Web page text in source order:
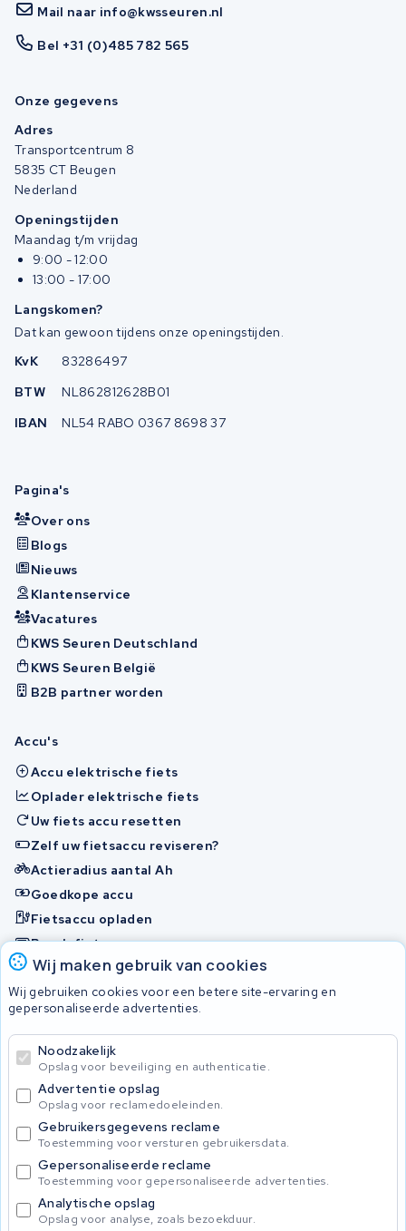
Wij maken gebruik van cookies
Wij gebruiken cookies voor een betere site-ervaring en
gepersonaliseerde advertenties.
Noodzakelijk
Opslag voor beveiliging en authenticatie.
Advertentie opslag
Opslag voor reclamedoeleinden.
Gebruikersgegevens reclame
Toestemming voor versturen gebruikersdata.
Gepersonaliseerde reclame
Toestemming voor gepersonaliseerde advertenties.
Analytische opslag
Opslag voor analyse, zoals bezoekduur.
Mail naar info@kwsseuren.nl
Bel +31 (0)485 782 565
Onze gegevens
Adres
Transportcentrum 8
5835 CT Beugen
Nederland
Openingstijden
Maandag t/m vrijdag
9:00 - 12:00
13:00 - 17:00
Langskomen?
Dat kan gewoon tijdens onze openingstijden.
KvK
83286497
BTW
NL862812628B01
IBAN
NL54 RABO 0367 8698 37
Pagina's
Over ons
Blogs
Nieuws
Klantenservice
Vacatures
KWS Seuren Deutschland
KWS Seuren België
B2B partner worden
Accu's
Accu elektrische fiets
Oplader elektrische fiets
Uw fiets accu resetten
Zelf uw fietsaccu reviseren?
Actieradius aantal Ah
Goedkope accu
Fietsaccu opladen
Bosch fietsaccu
Nakijken en contact opnemen
Onherstelbaar
© 2026 KWS Seuren
Algemene Voorwaarden
Privacybeleid